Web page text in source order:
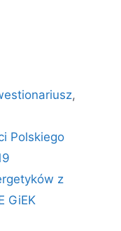
,
Polskiego
z
GiEK